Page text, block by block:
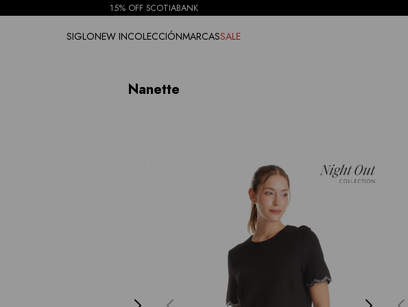
15% OFF SCOTIABANK
SIGLONEW INCOLECCIÓNMARCASSALE
Nanette